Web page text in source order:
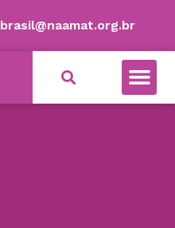
brasil@naamat.org.br